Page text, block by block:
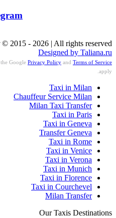
2015 - 2026 | All rights reserved
Designed by Taliana.ru
Google Privacy Policy and Terms of Service
apply.
Taxi in Milan
Chauffeur Service Milan
Milan Taxi Transfer
Taxi in Paris
Taxi in Geneva
Transfer Geneva
Taxi in Rome
Taxi in Venice
Taxi in Verona
Taxi in Munich
Taxi in Florence
Taxi in Courchevel
Milan Transfer
Our Taxis Destinations